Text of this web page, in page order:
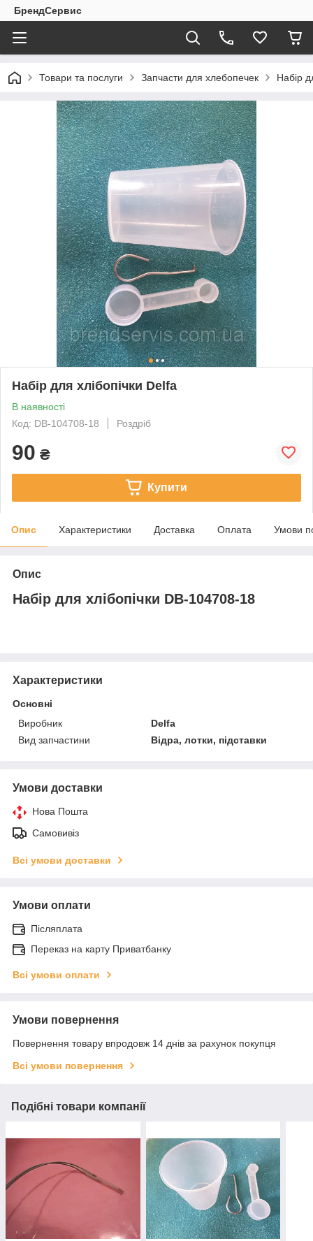
БрендСервис
Товари та послуги Запчасти для хлебопечек Набір
Набір для хлібопічки Delfa
В наявності
Код: DB-104708-18
Роздріб
90 ₴
Купити
Опис Характеристики Доставка Оплата Умови
Опис
Набір для хлібопічки DB-104708-18
Характеристики
Основні
Виробник
Delfa
Вид запчастини
Відра, лотки, підставки
Умови доставки
Нова Пошта
Самовивіз
Всі умови доставки
Умови оплати
Післяплата
Переказ на карту Приватбанку
Всі умови оплати
Умови повернення
Повернення товару впродовж 14 днів за рахунок покупця
Всі умови повернення
Подібні товари компанії